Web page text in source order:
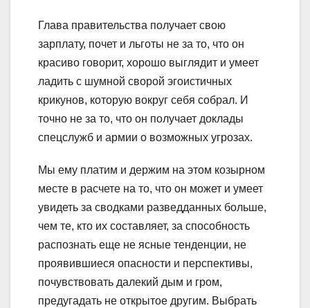
Глава правительства получает свою
зарплату, почет и льготы не за то, что он
красиво говорит, хорошо выглядит и умеет
ладить с шумной сворой эгоистичных
крикунов, которую вокруг себя собрал. И
точно не за то, что он получает доклады
спецслужб и армии о возможных угрозах.
Мы ему платим и держим на этом козырном
месте в расчете на то, что он может и умеет
увидеть за сводками разведданных больше,
чем те, кто их составляет, за способность
распознать еще не ясные тенденции, не
проявившиеся опасности и перспективы,
почувствовать далекий дым и гром,
предугадать не открытое другим. Выбрать